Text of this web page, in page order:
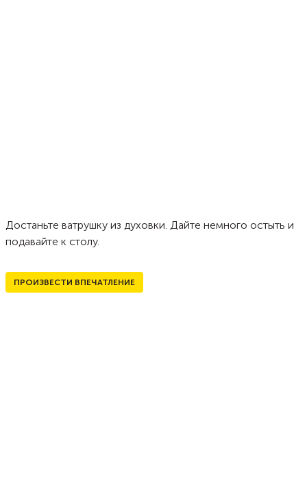
Достаньте ватрушку из духовки. Дайте немного остыть и
подавайте к столу.
ПРОИЗВЕСТИ ВПЕЧАТЛЕНИЕ